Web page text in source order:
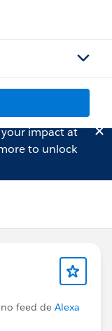
impact at
to unlock
feed de Alexa